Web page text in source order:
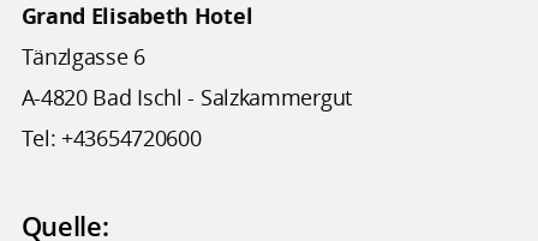
Grand Elisabeth Hotel
Tänzlgasse 6
A-4820 Bad Ischl - Salzkammergut
Tel: +43654720600
Quelle: